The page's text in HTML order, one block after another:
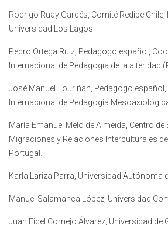
Rodrigo Ruay Garcés, Comité Redipe
Universidad Los Lagos
Pedro Ortega Ruiz, Pedagogo español,
Internacional de Pedagogía de la alteridad
José Manuel Touriñán, Pedagogo
Internacional de Pedagogía
María Emanuel Melo de Almeida, Centro de
Migraciones y Relaciones Interculturales
Portugal.
Karla Lariza Parra, Universidad Autónoma
Manuel Salamanca López, Universidad
Juan Fidel Cornejo Álvarez, Universidad de